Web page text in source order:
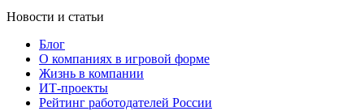
Новости и статьи
Блог
О компаниях в игровой форме
Жизнь в компании
ИТ-проекты
Рейтинг работодателей России